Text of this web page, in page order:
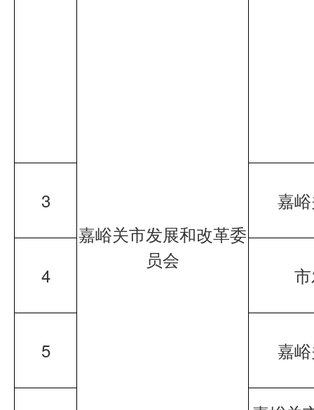
嘉峪关市发展和改革委
员会
3 嘉
4
5 嘉